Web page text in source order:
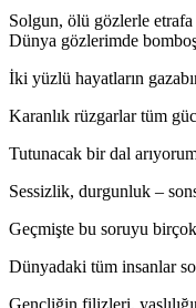
Solgun, ölü gözlerle etrafa
Dünya gözlerimde
İki yüzlü hayatların
Karanlık rüzgarlar tüm
Tutunacak bir dal
Sessizlik, durgunluk –
Geçmişte bu soruyu
Dünyadaki tüm insanlar
Gençliğin filizleri,